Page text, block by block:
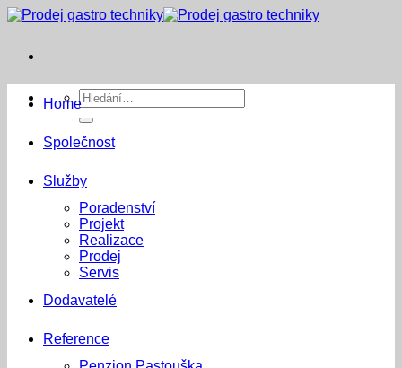
Přeskočit
Hledat:
Home
Společnost
Služby
Poradenství
Projekt
Realizace
Prodej
Servis
Dodavatelé
Reference